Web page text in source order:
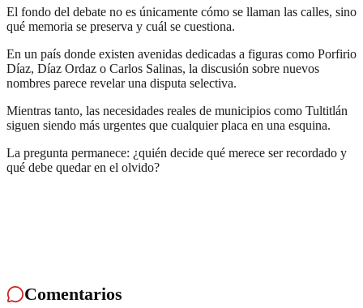
El fondo del debate no es únicamente cómo se llaman las calles, sino
qué memoria se preserva y cuál se cuestiona.
En un país donde existen avenidas dedicadas a figuras como Porfirio
Díaz, Díaz Ordaz o Carlos Salinas, la discusión sobre nuevos
nombres parece revelar una disputa selectiva.
Mientras tanto, las necesidades reales de municipios como Tultitlán
siguen siendo más urgentes que cualquier placa en una esquina.
La pregunta permanece: ¿quién decide qué merece ser recordado y
qué debe quedar en el olvido?
Comentarios